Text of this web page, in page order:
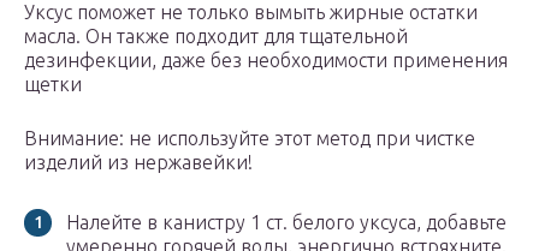
Уксус поможет не только вымыть жирные остатки
масла. Он также подходит для тщательной
дезинфекции, даже без необходимости применения
щетки
Внимание: не используйте этот метод при чистке
изделий из нержавейки!
Налейте в канистру 1 ст. белого уксуса, добавьте
умеренно горячей воды, энергично встряхните.